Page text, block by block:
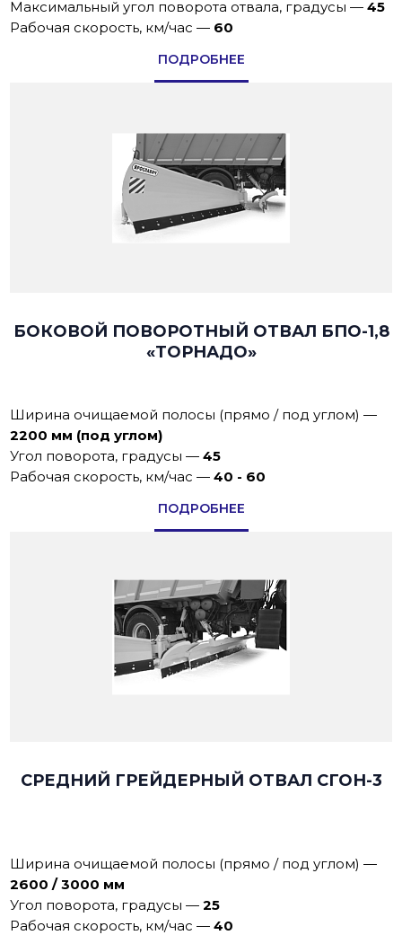
Максимальный угол поворота отвала, градусы —45
Рабoчая скoрoсть, км/час — 60
ПОДРОБНЕЕ
БОКОВОЙ ПОВОРОТНЫЙ ОТВАЛ БПО-1,8
«ТОРНАДО»
Ширина очищаемой полосы (прямо / под углом) —
2200 мм (под углом)
Угол поворотa, градусы —45
Рабoчая скoрoсть, км/час—40 - 60
ПОДРОБНЕЕ
СРЕДНИЙ ГРЕЙДЕРНЫЙ ОТВАЛ СГОН-3
Ширина очищаемой полосы (прямо / под углом) —
2600 / 3000 мм
Угол поворотa, градусы —25
Рабoчая скoрoсть, км/час —40